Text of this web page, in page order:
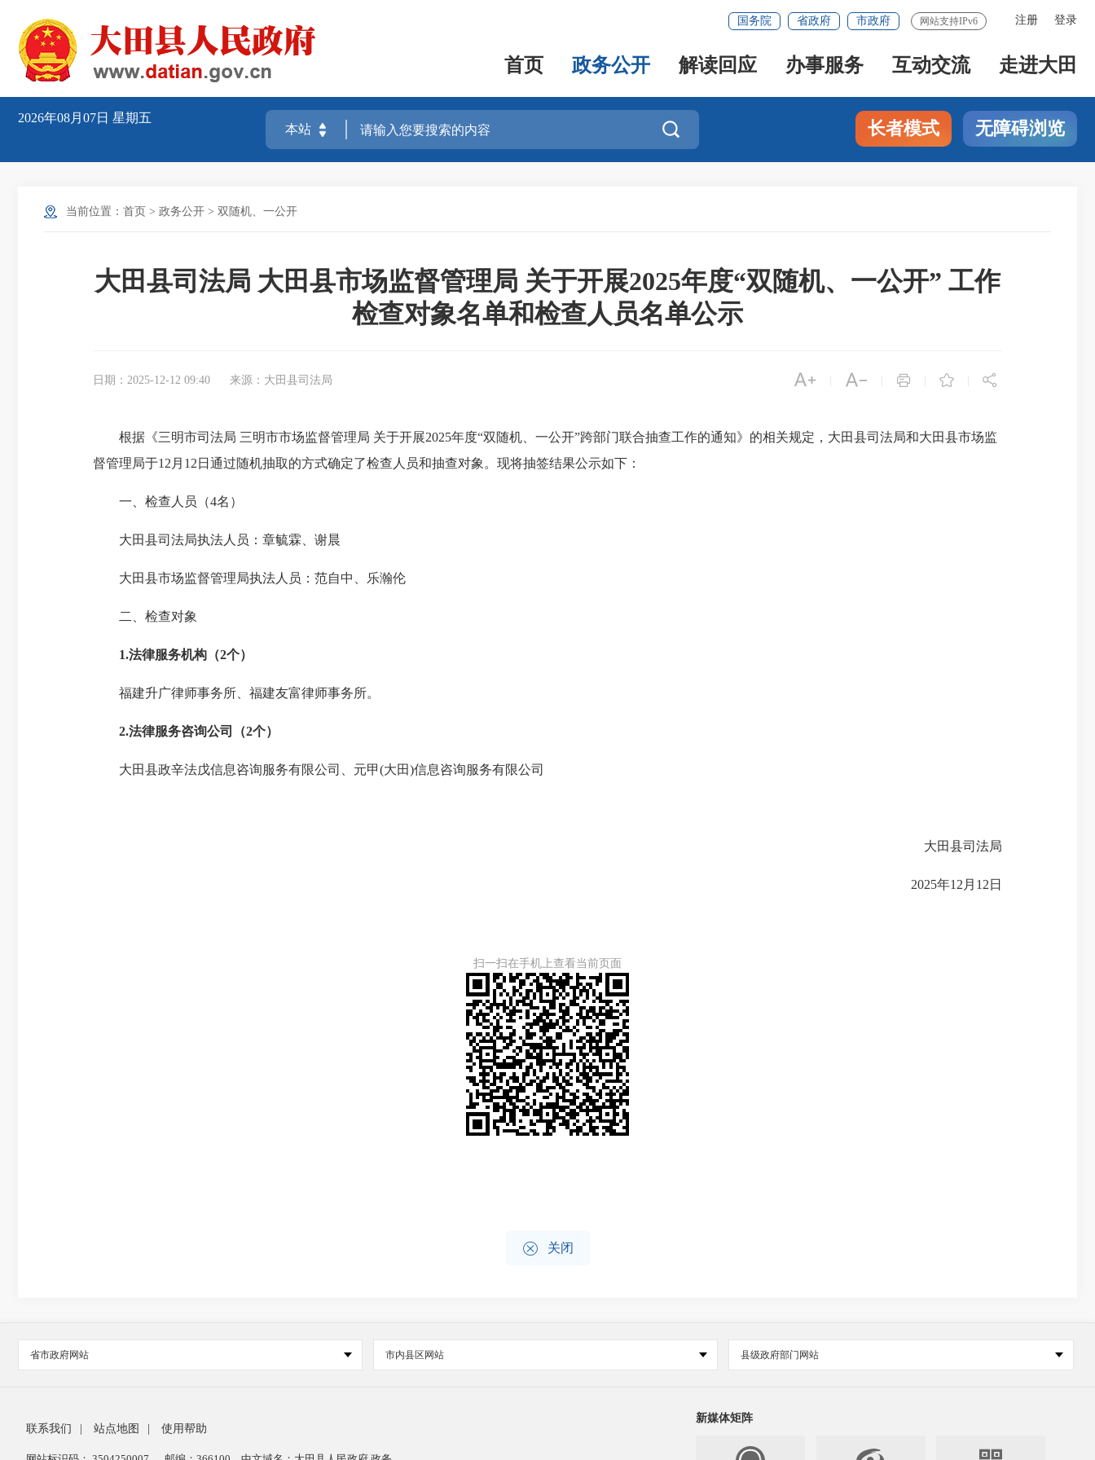
注册 登录
国务院 省政府 市政府 网站支持IPv6
首页 政务公开 解读回应 办事服务 互动交流 走进大田
2026年08月07日 星期五
 长者模式 无障碍浏览
当前位置： 首页 > 政务公开 > 双随机、一公开
大田县司法局 大田县市场监督管理局 关于开展2025年度“双随机、一公开” 工作
检查对象名单和检查人员名单公示
日期：2025-12-12 09:40 来源：大田县司法局     
根据《三明市司法局 三明市市场监督管理局 关于开展2025年度“双随机、一公开”跨部门联合抽查工作的通知》的相关规定，大田县司法局和大田县市场监
督管理局于12月12日通过随机抽取的方式确定了检查人员和抽查对象。现将抽签结果公示如下：
一、检查人员（4名）
大田县司法局执法人员：章毓霖、谢晨
大田县市场监督管理局执法人员：范自中、乐瀚伦
二、检查对象
1.法律服务机构 （2个）
福建升广律师事务所、福建友富律师事务所。
2.法律服务咨询公司 （2个）
大田县政辛法戊信息咨询服务有限公司、元甲(大田)信息咨询服务有限公司
大田县司法局
2025年12月12日
扫一扫在手机上查看当前页面
 关闭
省市政府网站 市内县区网站 县级政府部门网站
联系我们 站点地图 使用帮助
新媒体矩阵